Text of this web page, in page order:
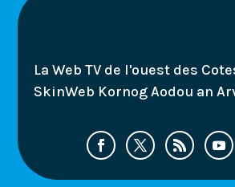
La Web TV de l'ouest des
SkinWeb Kornog Aodou an